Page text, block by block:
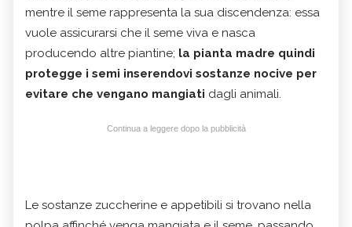
mentre il seme rappresenta la sua discendenza: essa
vuole assicurarsi che il seme viva e nasca
producendo altre piantine; la pianta madre quindi
protegge i semi inserendovi sostanze nocive per
evitare che vengano mangiati dagli animali.
Continua a leggere dopo la pubblicità
Le sostanze zuccherine e appetibili si trovano nella